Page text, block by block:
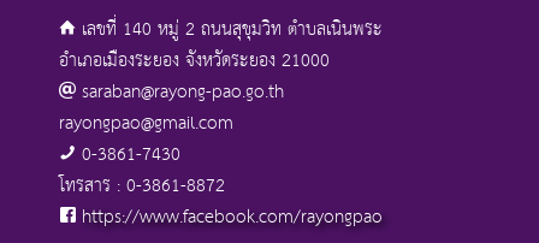
เลขที่ 140 หมู่ 2 ถนนสุขุมวิท ตำบลเนินพระ
อำเภอเมืองระยอง จังหวัดระยอง 21000
saraban@rayong-pao.go.th
rayongpao@gmail.com
0-3861-7430
โทรสาร : 0-3861-8872
https://www.facebook.com/rayongpao